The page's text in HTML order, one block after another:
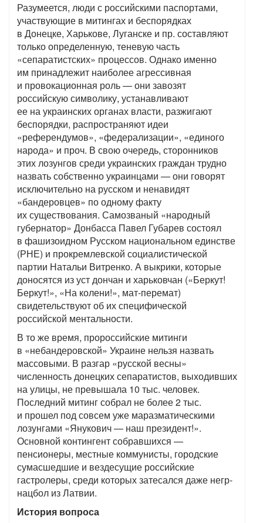
Разумеется, люди с российскими паспортами,
участвующие в митингах и беспорядках
в Донецке, Харькове, Луганске и пр. составляют
только определенную, теневую часть
«сепаратистских» процессов. Однако именно
им принадлежит наиболее агрессивная
и провокационная роль — они завозят
российскую символику, устанавливают
ее на украинских органах власти, разжигают
беспорядки, распространяют идеи
«референдумов», «федерализации», «единого
народа» и проч. В свою очередь, сторонников
этих лозунгов среди украинских граждан трудно
назвать собственно украинцами — они говорят
исключительно на русском и ненавидят
«бандеровцев» по одному факту
их существования. Самозваный «народный
губернатор» Донбасса Павел Губарев состоял
в фашизоидном Русском национальном единстве
(РНЕ) и прокремлевской социалистической
партии Натальи Витренко. А выкрики, которые
доносятся из уст дончан и харьковчан («Беркут!
Беркут!», «На колени!», мат-перемат)
свидетельствуют об их специфической
российской ментальности.
В то же время, пророссийские митинги
в «небандеровской» Украине нельзя назвать
массовыми. В разгар «русской весны»
численность донецких сепаратистов, выходивших
на улицы, не превышала 10 тыс. человек.
Последний митинг собрал не более 2 тыс.
и прошел под совсем уже маразматическими
лозунгами «Янукович — наш президент!».
Основной контингент собравшихся —
пенсионеры, местные коммунисты, городские
сумасшедшие и вездесущие российские
гастролеры, среди которых затесался даже негр-
нацбол из Латвии.
История вопроса